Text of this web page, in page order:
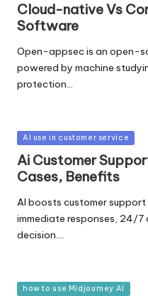
Cloud-native Vs
Software
Open-appsec is an open-
powered by machine
protection…
Posted
in
AI use in customer service
Ai Customer
Cases, Benefits
AI boosts customer
immediate responses, 24/
decision.…
Posted
how to use Midjourney AI